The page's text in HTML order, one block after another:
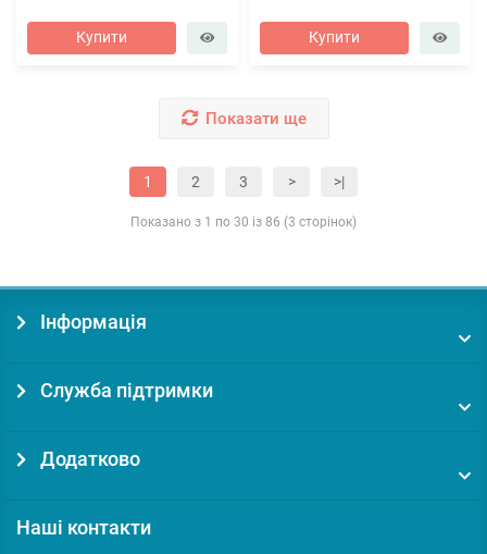
Купити Купити
Показати ще
1 2 3 > >|
Показано з 1 по 30 із 86 (3 сторінок)
Інформація
Служба підтримки
Додатково
Наші контакти